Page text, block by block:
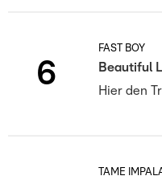
6
FAST BOY
Beautiful
Hier den
TAME